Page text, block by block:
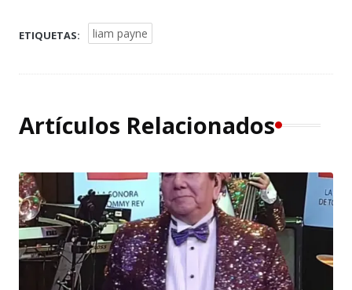
ETIQUETAS: liam payne
Artículos Relacionados